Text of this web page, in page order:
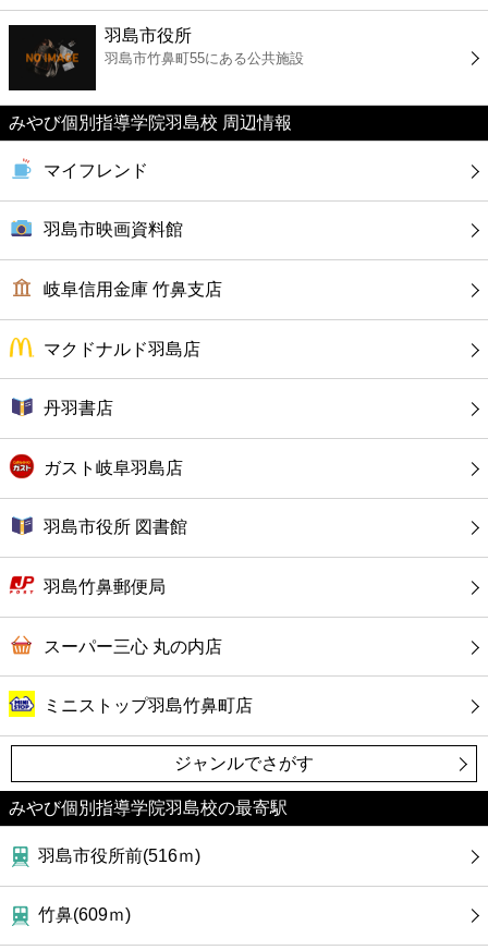
ファミレス
ファーストフード
カフェ
ショッピング
銀行
公共
病院
ホテル
羽島市役所
羽島市竹鼻町55にある公共施設
みやび個別指導学院羽島校 周辺情報
マイフレンド
羽島市映画資料館
岐阜信用金庫 竹鼻支店
マクドナルド羽島店
丹羽書店
ガスト岐阜羽島店
羽島市役所 図書館
羽島竹鼻郵便局
スーパー三心 丸の内店
ミニストップ羽島竹鼻町店
ジャンルでさがす
みやび個別指導学院羽島校の最寄駅
羽島市役所前(516ｍ)
竹鼻(609ｍ)